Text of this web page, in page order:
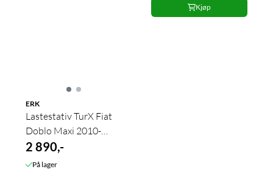
ERK
Lastestativ TurX Fiat
Doblo Maxi 2010-
2018 3 stk.
2 890,-
På lager
Kjøp